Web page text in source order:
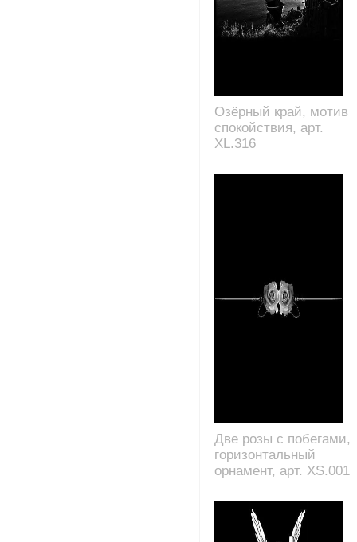
Озёрный край, мотив
спокойствия, арт.
XL.316
Две розы с побегами,
горизонтальный
орнамент, арт. XS.001